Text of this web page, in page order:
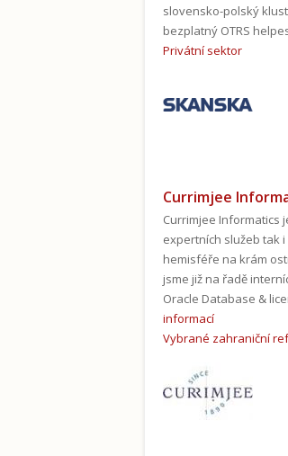
slovensko-polský
bezplatný OTRS
Privátní sektor
Currimjee
Currimjee Informatics
expertních služeb tak
hemisféře na krám
jsme již na řadě
Oracle Database &
informací
Vybrané zahraniční